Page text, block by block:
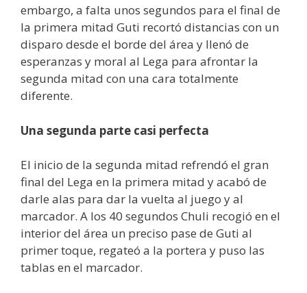
embargo, a falta unos segundos para el final de
la primera mitad Guti recortó distancias con un
disparo desde el borde del área y llenó de
esperanzas y moral al Lega para afrontar la
segunda mitad con una cara totalmente
diferente.
Una segunda parte casi perfecta
El inicio de la segunda mitad refrendó el gran
final del Lega en la primera mitad y acabó de
darle alas para dar la vuelta al juego y al
marcador. A los 40 segundos Chuli recogió en el
interior del área un preciso pase de Guti al
primer toque, regateó a la portera y puso las
tablas en el marcador.